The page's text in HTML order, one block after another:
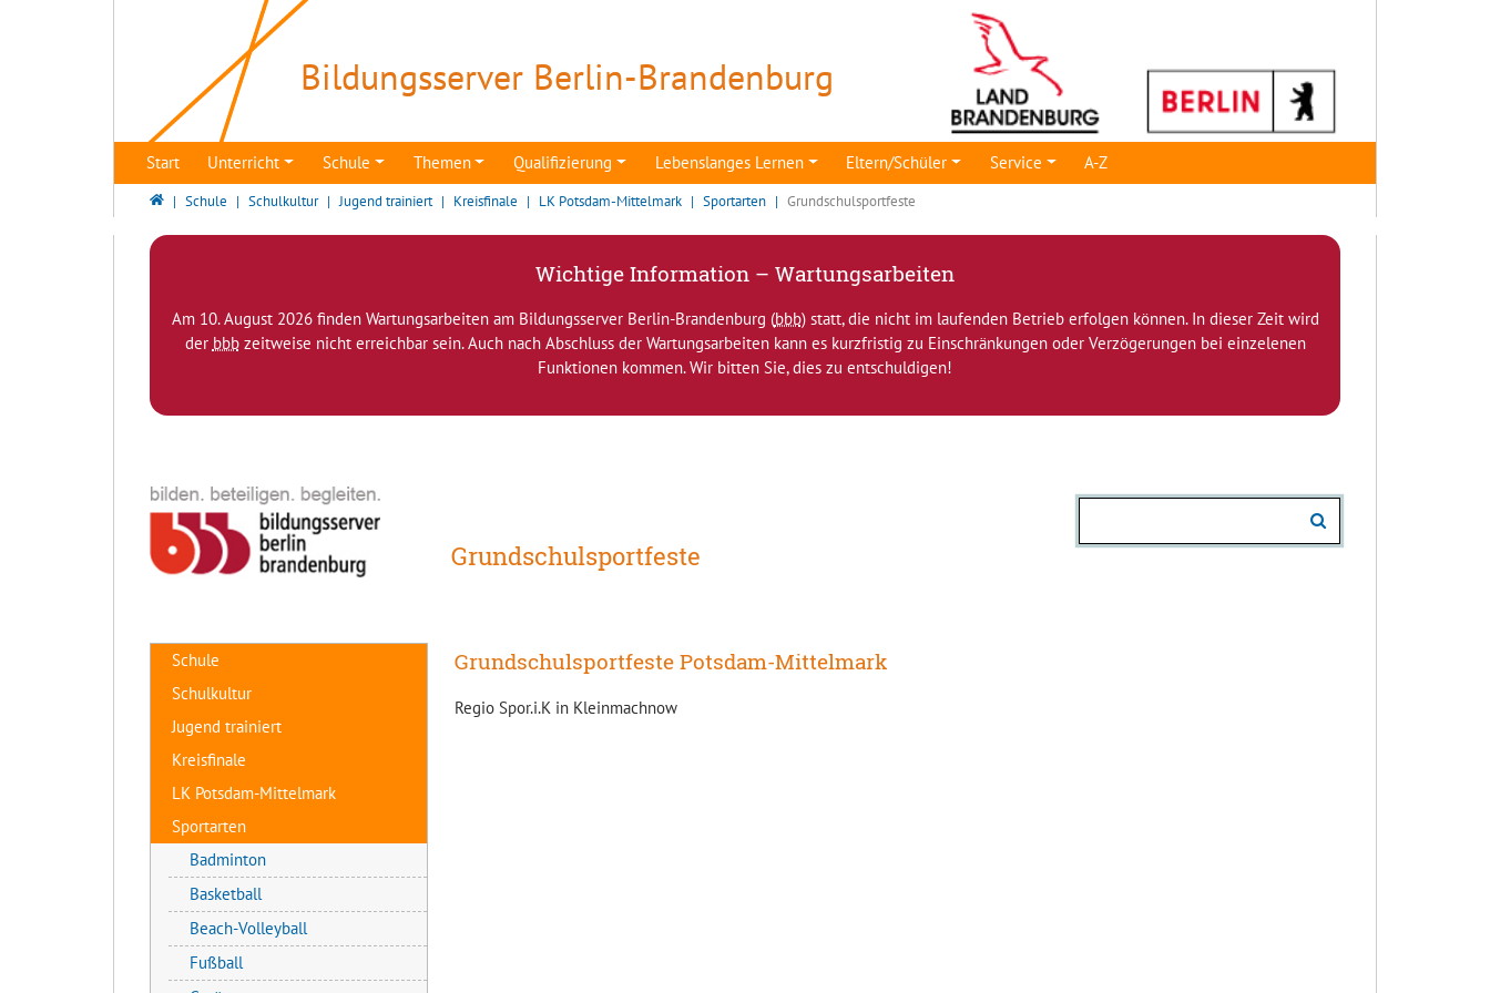
Bildungsserver Berlin-Brandenburg
Start Unterricht Schule Themen Qualifizierung Lebenslanges Lernen Eltern/Schüler Service A-Z
Bildungsserver Berlin - Brandenburg
Schule Schulkultur Jugend trainiert Kreisfinale LK Potsdam-Mittelmark Sportarten Grundschulsportfeste
Wichtige Information – Wartungsarbeiten
Am 10. August 2026 finden Wartungsarbeiten am Bildungsserver Berlin-Brandenburg (bbb) statt, die nicht im laufenden Betrieb erfolgen können. In dieser Zeit wird
der bbbzeitweise nicht erreichbar sein. Auch nach Abschluss der Wartungsarbeiten kann es kurzfristig zu Einschränkungen oder Verzögerungen bei einzelenen
Funktionen kommen. Wir bitten Sie, dies zu entschuldigen!
Grundschulsportfeste
Grundschulsportfeste Potsdam-Mittelmark
Regio Spor.i.K in Kleinmachnow
Schule
Schulkultur
Jugend trainiert
Kreisfinale
LK Potsdam-Mittelmark
Sportarten
Badminton
Basketball
Beach-Volleyball
Fußball